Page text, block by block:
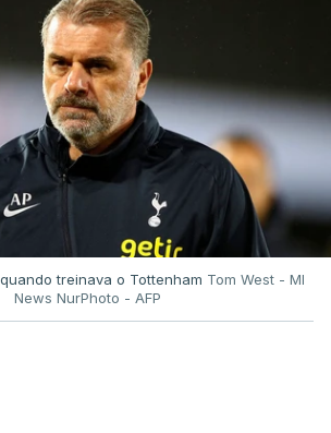
treinava o Tottenham Tom West - MI
News NurPhoto - AFP